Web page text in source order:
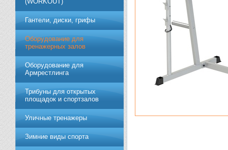
Гантели, диски, грифы
Обoрудoвание для
трeнажерных залoв
Оборудование для
Армрестлинга
Трибуны для открытых
площадок и спортзалов
Уличные тренажеры
Зимние виды спорта